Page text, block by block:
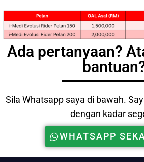
Ada pertanyaan?
Sila Whatsapp saya di bawah.
dengan kadar
WHATSAPP